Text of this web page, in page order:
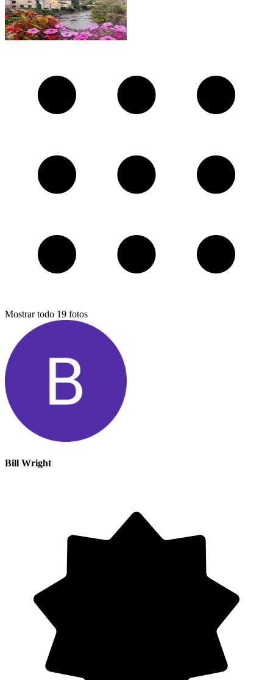
Mostrar todo 19 fotos
Bill Wright